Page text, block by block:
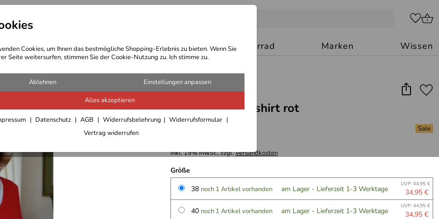
Cookies, um Ihnen das bestmögliche Shopping-Erlebnis zu bieten. Wenn Sie
Seite weitersurfen, stimmen Sie der Cookie-Nutzung zu. Ich stimme zu.
Ablehnen Einstellungen anpassen
Alles akzeptieren
Datenschutz AGB Widerrufsbelehrung
Widerrufsformular
Vertrag widerrufen
Bekleidung Outdoor Ausrüstung Motorrad Marken Wissen
Canyon Doppelshirt rot
inkl. 19% MwSt., zzgl.Versandkosten
Größe
38 noch 1 Artikel vorhanden am Lager - Lieferzeit 1-3 Werktage UVP: 44,95 €
34,95 €
40 noch 1 Artikel vorhanden am Lager - Lieferzeit 1-3 Werktage UVP: 44,95 €
34,95 €